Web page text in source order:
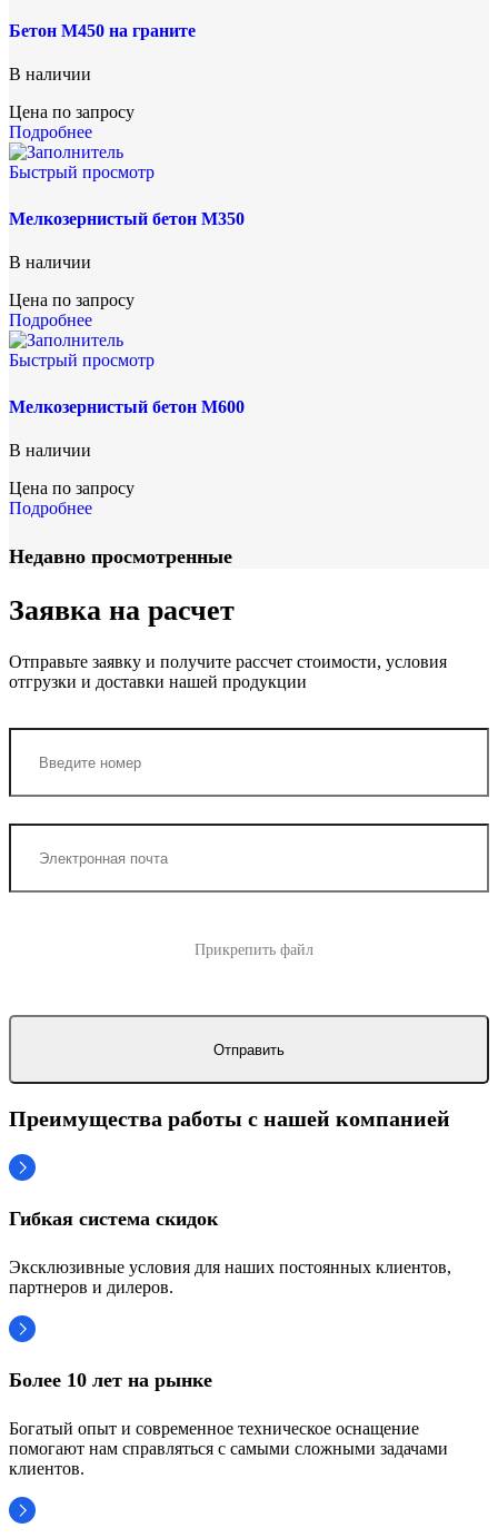
Бетон М450 на граните
В наличии
Цена по запросу
Подробнее
Быстрый просмотр
Мелкозернистый бетон М350
В наличии
Цена по запросу
Подробнее
Быстрый просмотр
Мелкозернистый бетон М600
В наличии
Цена по запросу
Подробнее
Недавно просмотренные
Заявка на расчет
Отправьте заявку и получите рассчет стоимости, условия
отгрузки и доставки нашей продукции
Прикрепить файл
Преимущества работы с нашей компанией
Гибкая система скидок
Эксклюзивные условия для наших постоянных клиентов,
партнеров и дилеров.
Более 10 лет на рынке
Богатый опыт и современное техническое оснащение
помогают нам справляться с самыми сложными задачами
клиентов.